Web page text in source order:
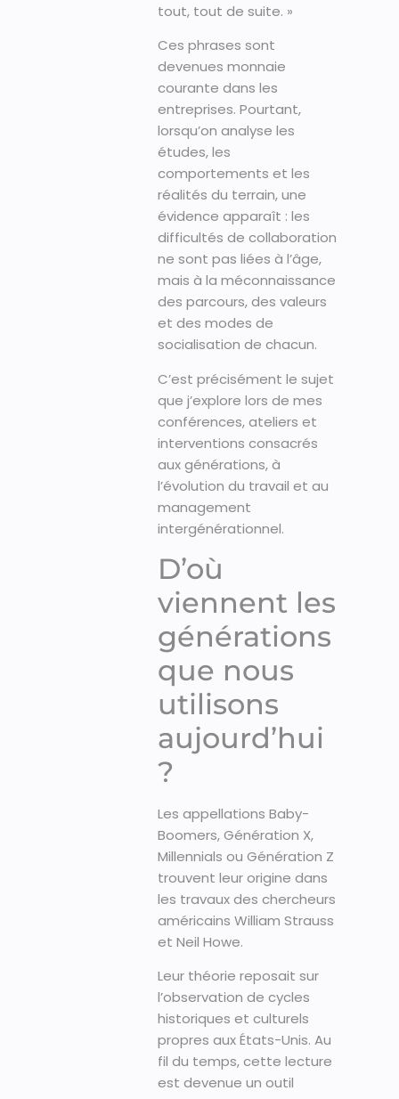
tout, tout de suite. »
Ces phrases sont
devenues monnaie
courante dans les
entreprises. Pourtant,
lorsqu’on analyse les
études, les
comportements et les
réalités du terrain, une
évidence apparaît : les
difficultés de collaboration
ne sont pas liées à l’âge,
mais à la méconnaissance
des parcours, des valeurs
et des modes de
socialisation de chacun.
C’est précisément le sujet
que j’explore lors de mes
conférences, ateliers et
interventions consacrés
aux générations, à
l’évolution du travail et au
management
intergénérationnel.
D’où
viennent les
générations
que nous
utilisons
aujourd’hui
?
Les appellations Baby-
Boomers, Génération X,
Millennials ou Génération Z
trouvent leur origine dans
les travaux des chercheurs
américains William Strauss
et Neil Howe.
Leur théorie reposait sur
l’observation de cycles
historiques et culturels
propres aux États-Unis. Au
fil du temps, cette lecture
est devenue un outil